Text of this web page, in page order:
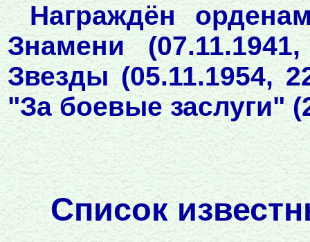
Награждён
Знамени
Звезды (05.11.1954,
"За боевые заслуги"
Список